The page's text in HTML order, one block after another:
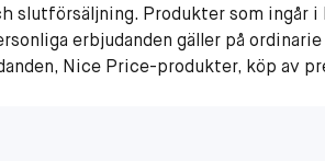
slutförsäljning. Produkter som ingår i
erbjudanden gäller på
Nice Price-produkter, köp av